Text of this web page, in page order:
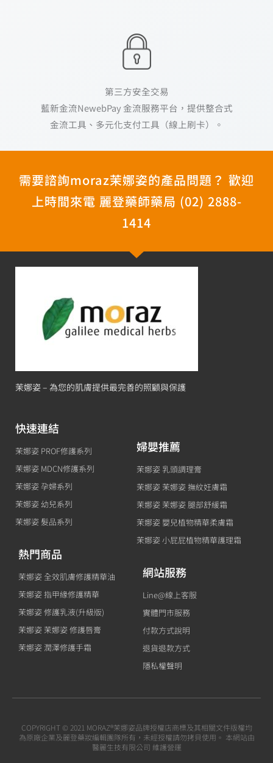
第三方安全交易
藍新金流NewebPay 金流服務平台，提供整合式
金流工具、多元化支付工具（線上刷卡）。
需要諮詢moraz茉娜姿的產品問題？ 歡迎
上時間來電 麗登藥師藥局 (02) 2888-
1414
茉娜姿 – 為您的肌膚提供最完善的照顧與保護
快速連結
茉娜姿 PROF修護系列
茉娜姿 MDCN修護系列
茉娜姿 孕婦系列
茉娜姿 幼兒系列
茉娜姿 髮品系列
婦嬰推薦
茉娜姿 乳頭調理膏
茉娜姿 茉娜姿 撫紋妊膚霜
茉娜姿 茉娜姿 腿部舒緩霜
茉娜姿 嬰兒植物精華柔膚霜
茉娜姿 小屁屁植物精華護理霜
熱門商品
茉娜姿 全效肌膚修護精華油
茉娜姿 指甲緣修護精華
茉娜姿 修護乳液(升級版)
茉娜姿 茉娜姿 修護唇膏
茉娜姿 潤澤修護手霜
網站服務
Line@線上客服
實體門市服務
付款方式說明
退貨退款方式
隱私權聲明
COPYRIGHT © 2021 MORAZ®茉娜姿品牌授權店商標及其相關文件版權均
為原廠企業及麗登藥妝編輯團隊所有，未經授權請勿拷貝使用。 本網站由
醫麗生技有限公司 維護營運